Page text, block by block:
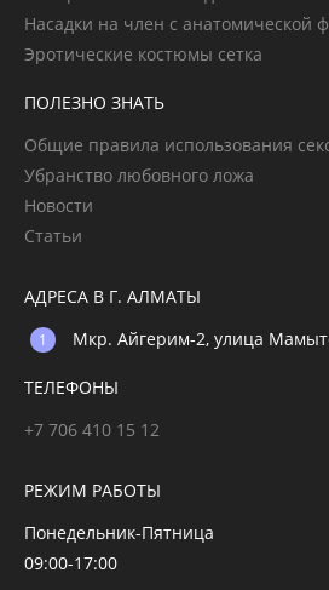
Насадки на член с анатомической
Эротические костюмы сетка
ПОЛЕЗНО ЗНАТЬ
Общие правила использования
Убранство любовного ложа
Новости
Статьи
АДРЕСА В Г. АЛМАТЫ
Мкр. Айгерим-2, улица
ТЕЛЕФОНЫ
+7 706 410 15 12
РЕЖИМ РАБОТЫ
Понедельник-Пятница
09:00-17:00